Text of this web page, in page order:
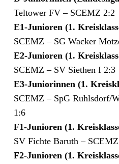
Teltower FV – SCEMZ 2:2
E1-Junioren (1.
SCEMZ – SG Wacker
E2-Junioren (1.
SCEMZ – SV Siethen I 2:3
E3-Juniorinnen (1.
SCEMZ – SpG Ruhlsdorf/​
1:6
F1-Junioren (1.
SV Fichte Baruth –
F2-Junioren (1.